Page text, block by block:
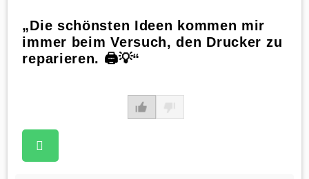
„Die schönsten Ideen kommen mir
immer beim Versuch, den Drucker zu
reparieren. 🖨️💡“